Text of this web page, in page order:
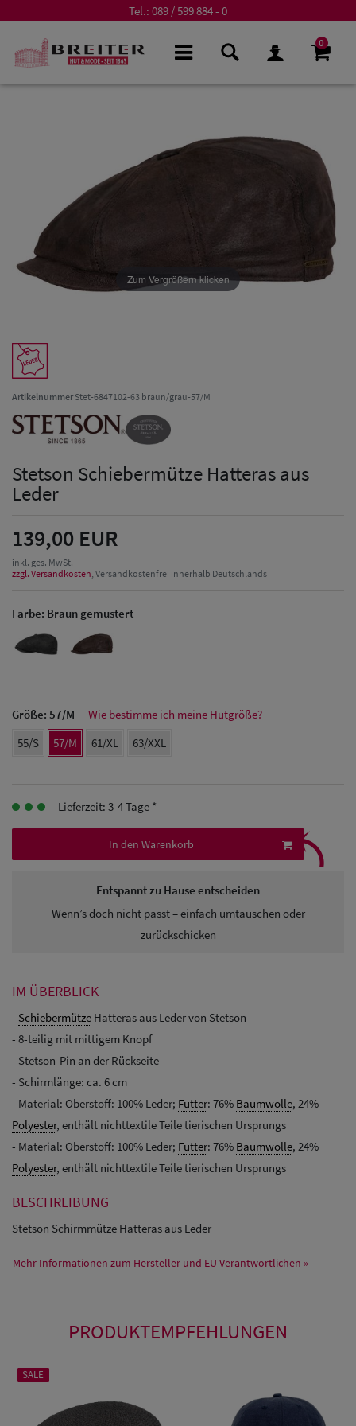
Tel.: 089 / 599 884 - 0
0
Herren
Baseball Cpas
Herren
Sonnenschilder
& Visoren
Zum Vergrößern klicken
ArtikelnummerStet-6847102-63 braun/grau-57/M
Stetson Schiebermütze Hatteras aus
Leder
139,00 EUR
inkl. ges. MwSt.
zzgl. Versandkosten, Versandkostenfrei innerhalb Deutschlands
Farbe: Braun gemustert
Größe: 57/M
Wie bestimme ich meine Hutgröße?
55/S
57/M 61/XL 63/XXL
Lieferzeit: 3-4 Tage *
In den Warenkorb
Entspannt zu Hause entscheiden
Wenn’s doch nicht passt – einfach umtauschen oder
zurückschicken
⤹
IM ÜBERBLICK
- Schiebermütze Hatteras aus Leder von Stetson
- 8-teilig mit mittigem Knopf
- Stetson-Pin an der Rückseite
- Schirmlänge: ca. 6 cm
- Material: Oberstoff: 100% Leder; Futter: 76% Baumwolle, 24%
Polyester, enthält nichttextile Teile tierischen Ursprungs
- Material: Oberstoff: 100% Leder; Futter: 76% Baumwolle, 24%
Polyester, enthält nichttextile Teile tierischen Ursprungs
BESCHREIBUNG
Stetson Schirmmütze Hatteras aus Leder
Mehr Informationen zum Hersteller und EU Verantwortlichen »
PRODUKTEMPFEHLUNGEN
SALE